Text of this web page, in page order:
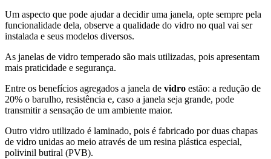
Um aspecto que pode ajudar a decidir uma janela, opte sempre pela
funcionalidade dela, observe a qualidade do vidro no qual vai ser
instalada e seus modelos diversos.
As janelas de vidro temperado são mais utilizadas, pois apresentam
mais praticidade e segurança.
Entre os benefícios agregados a janela de vidro estão: a redução de
20% o barulho, resistência e, caso a janela seja grande, pode
transmitir a sensação de um ambiente maior.
Outro vidro utilizado é laminado, pois é fabricado por duas chapas
de vidro unidas ao meio através de um resina plástica especial,
polivinil butiral (PVB).